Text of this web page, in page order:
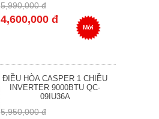
5,990,000 đ
4,600,000 đ
Mới
ĐIỀU HÒA CASPER 1 CHIỀU
INVERTER 9000BTU QC-
09IU36A
5,950,000 đ